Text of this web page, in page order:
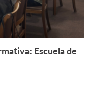
Escuela de